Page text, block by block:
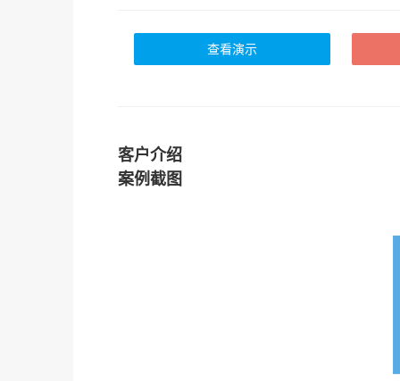
查看演示
客户介绍
案例截图